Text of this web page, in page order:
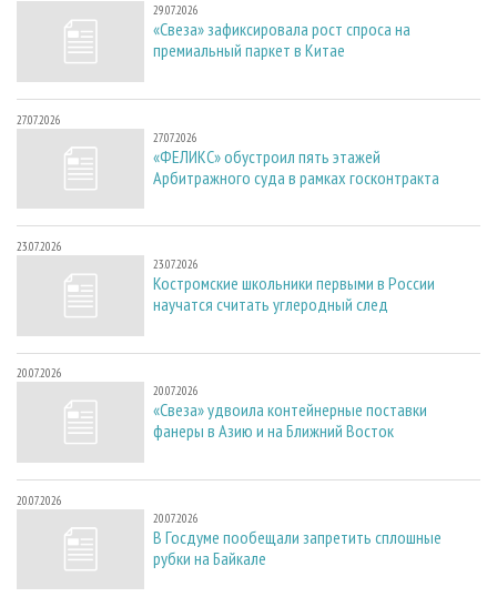
29.07.2026
«Свеза» зафиксировала рост спроса на
премиальный паркет в Китае
27.07.2026
27.07.2026
«ФЕЛИКС» обустроил пять этажей
Арбитражного суда в рамках госконтракта
23.07.2026
23.07.2026
Костромские школьники первыми в России
научатся считать углеродный след
20.07.2026
20.07.2026
«Свеза» удвоила контейнерные поставки
фанеры в Азию и на Ближний Восток
20.07.2026
20.07.2026
В Госдуме пообещали запретить сплошные
рубки на Байкале